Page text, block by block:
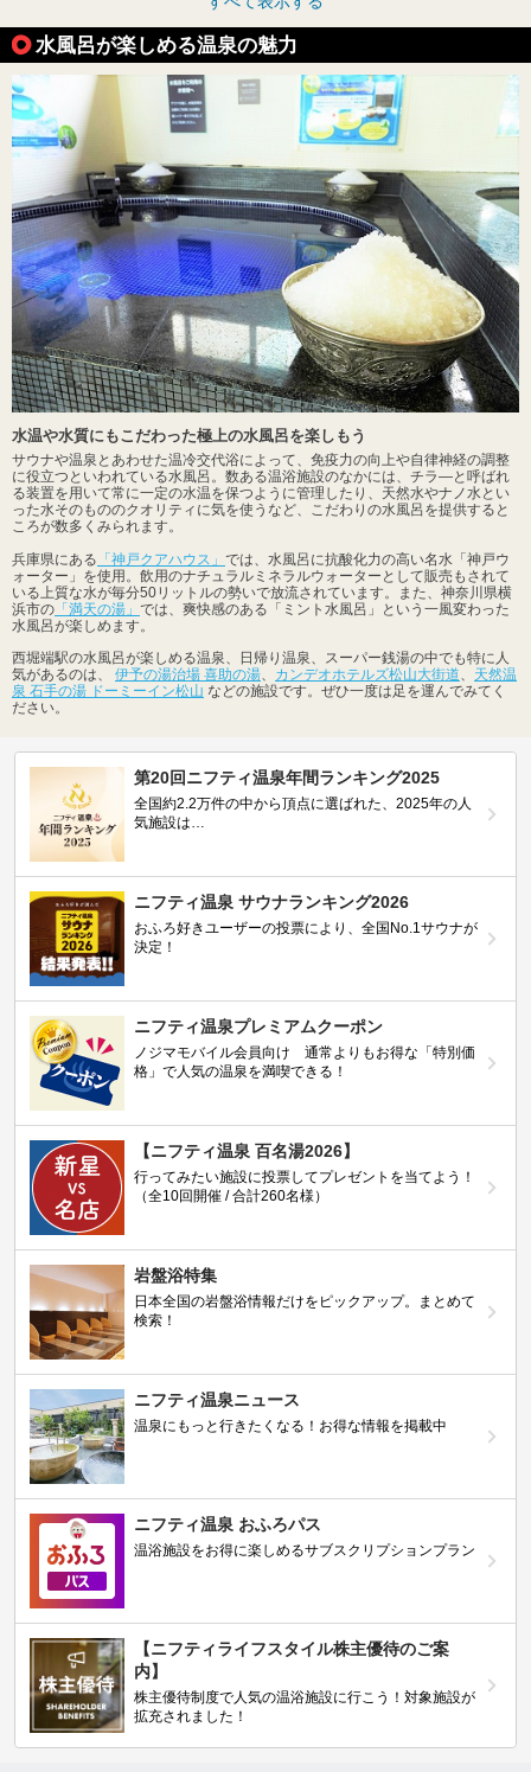
水風呂が楽しめる温泉の魅力
水温や水質にもこだわった極上の水風呂を楽しもう
サウナや温泉とあわせた温冷交代浴によって、免疫力の向上や自律神経の調整
に役立つといわれている水風呂。数ある温浴施設のなかには、チラ―と呼ばれ
る装置を用いて常に一定の水温を保つように管理したり、天然水やナノ水とい
った水そのもののクオリティに気を使うなど、こだわりの水風呂を提供すると
ころが数多くみられます。
兵庫県にある 「神戸クアハウス」 では、水風呂に抗酸化力の高い名水「神戸ウ
ォーター」を使用。飲用のナチュラルミネラルウォーターとして販売もされて
いる上質な水が毎分50リットルの勢いで放流されています。また、神奈川県横
浜市の 「満天の湯」 では、爽快感のある「ミント水風呂」という一風変わった
水風呂が楽しめます。
西堀端駅の水風呂が楽しめる温泉、日帰り温泉、スーパー銭湯の中でも特に人
気があるのは、 伊予の湯治場 喜助の湯、 カンデオホテルズ松山大街道、 天然温
泉 石手の湯 ドーミーイン松山 などの施設です。ぜひ一度は足を運んでみてく
ださい。
第20回ニフティ温泉年間ランキング2025
全国約2.2万件の中から頂点に選ばれた、2025年の人
気施設は…
ニフティ温泉 サウナランキング2026
おふろ好きユーザーの投票により、全国No.1サウナが
決定！
ニフティ温泉プレミアムクーポン
ノジマモバイル会員向け 通常よりもお得な「特別価
格」で人気の温泉を満喫できる！
【ニフティ温泉 百名湯2026】
行ってみたい施設に投票してプレゼントを当てよう！
（全10回開催 / 合計260名様）
岩盤浴特集
日本全国の岩盤浴情報だけをピックアップ。まとめて
検索！
ニフティ温泉ニュース
温泉にもっと行きたくなる！お得な情報を掲載中
ニフティ温泉 おふろパス
温浴施設をお得に楽しめるサブスクリプションプラン
【ニフティライフスタイル株主優待のご案
内】
株主優待制度で人気の温浴施設に行こう！対象施設が
拡充されました！